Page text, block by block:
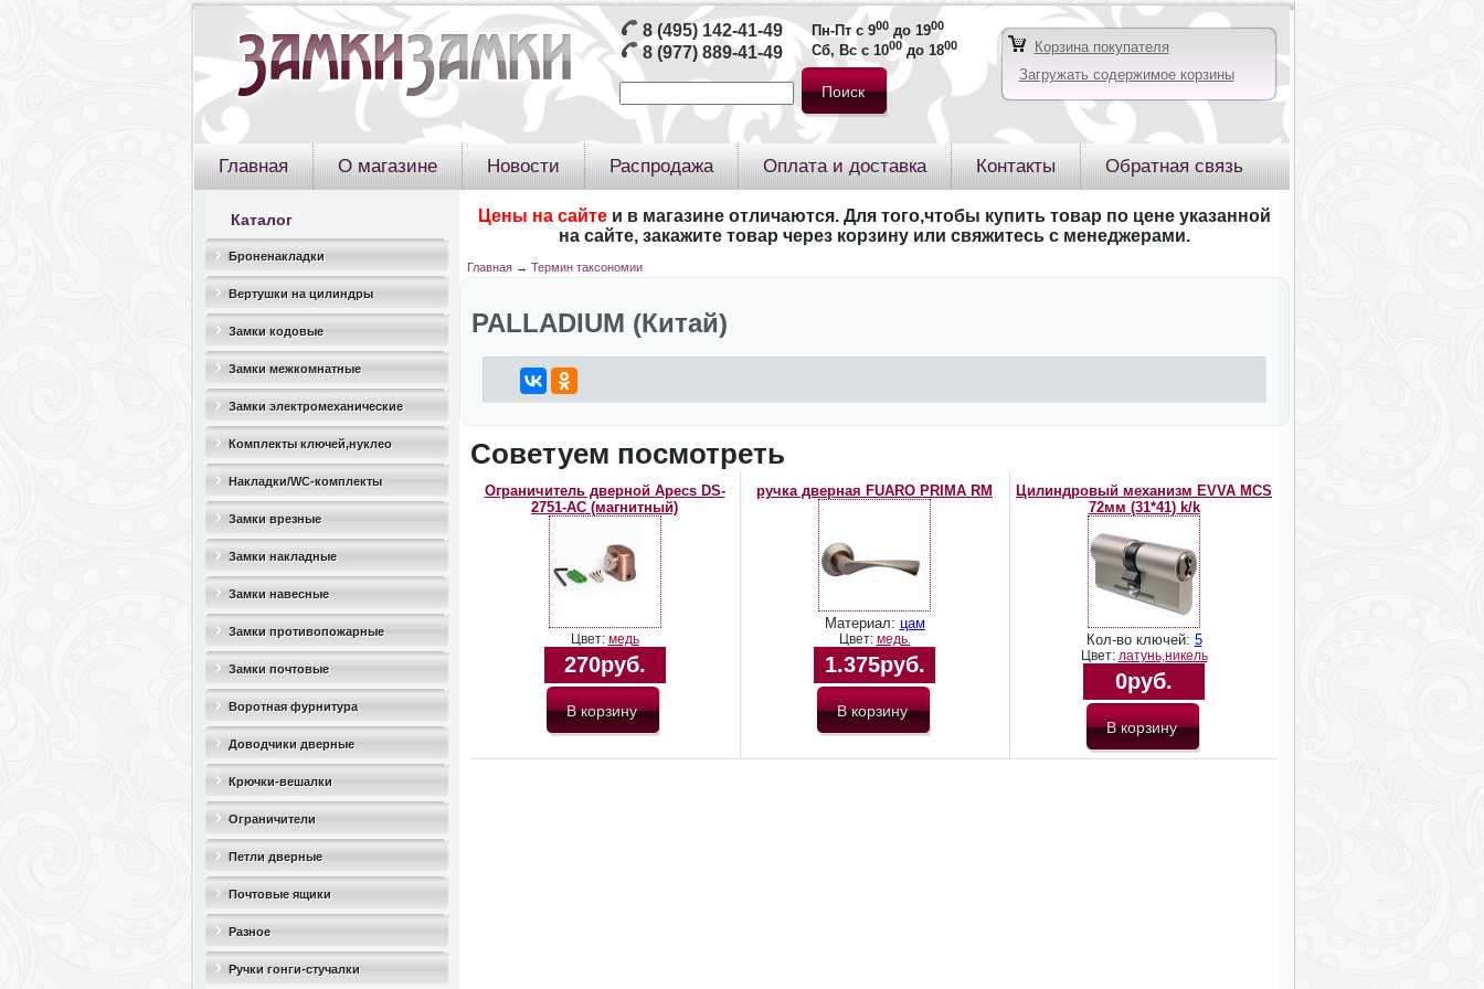
8 (495) 142-41-49
8 (977) 889-41-49
Пн-Пт с 900до 1900
Сб, Вс с 1000до 1800
Корзина покупателя
Загружать содержимое корзины
Главная О магазине Новости Распродажа Оплата и доставка Контакты Обратная связь
Каталог
Броненакладки
Вертушки на цилиндры
Замки кодовые
Замки межкомнатные
Замки электромеханические
Комплекты ключей,нуклео
Накладки/WC-комплекты
Замки врезные
Замки накладные
Замки навесные
Замки противопожарные
Замки почтовые
Воротная фурнитура
Доводчики дверные
Крючки-вешалки
Ограничители
дверные(стопоры)
Петли дверные
Почтовые ящики
Разное
Ручки гонги-стучалки
Цены на сайте и в магазине отличаются. Для того,чтобы купить товар по цене указанной
на сайте, закажите товар через корзину или свяжитесь с менеджерами.
Главная →Термин таксономии
PALLADIUM (Китай)
Советуем посмотреть
Ограничитель дверной Apecs DS-
2751-AC (магнитный)
Цвет: медь
270руб.
ручка дверная FUARO PRIMA RM
Материал: цам
Цвет: медь.
1.375руб.
Цилиндровый механизм EVVA MCS
72мм (31*41) k/k
Кол-во ключей: 5
Цвет: латунь,никель
0руб.